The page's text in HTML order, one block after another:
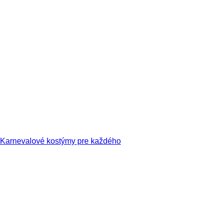
Karnevalové kostýmy pre každého